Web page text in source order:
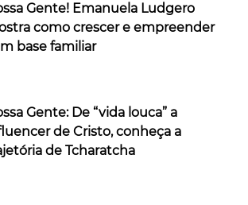
Gente! Emanuela Ludgero
como crescer e empreender
base familiar
Gente: De “vida louca” a
de Cristo, conheça a
de Tcharatcha